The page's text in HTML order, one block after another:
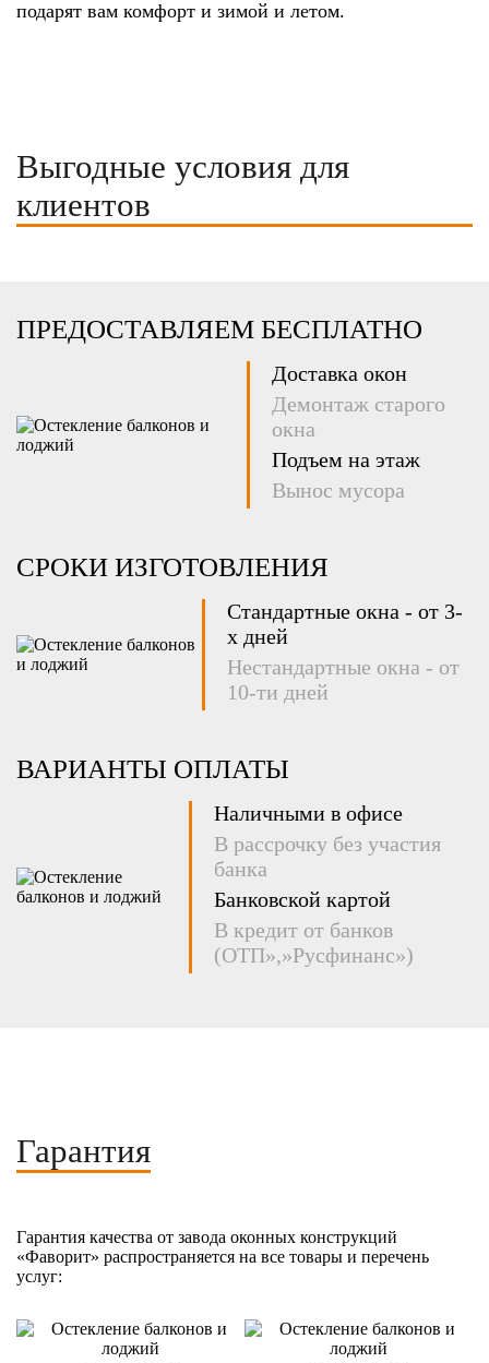
подарят вам комфорт и зимой и летом.
Выгодные условия для
клиентов
ПРЕДОСТАВЛЯЕМ БЕСПЛАТНО
Доставка окон
Демонтаж старого
окна
Подъем на этаж
Вынос мусора
СРОКИ ИЗГОТОВЛЕНИЯ
Стандартные окна - от 3-
х дней
Нестандартные окна - от
10-ти дней
ВАРИАНТЫ ОПЛАТЫ
Наличными в офисе
В рассрочку без участия
банка
Банковской картой
В кредит от банков
(ОТП»,»Русфинанс»)
Гарантия
Гарантия качества от завода оконных конструкций
«Фаворит» распространяется на все товары и перечень
услуг: